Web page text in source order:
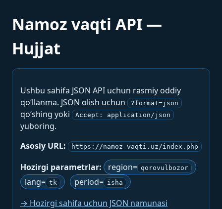
Namoz vaqti API —
Hujjat
Ushbu sahifa JSON API uchun rasmiy oddiy
qo‘llanma. JSON olish uchun
?format=json
qo‘shing yoki Accept: application/json
yuboring.
Asosiy URL:
https://namoz-vaqti.uz/index.php
Hozirgi parametrlar: region= qorovulbozor
lang= tk period= isha
→ Hozirgi sahifa uchun JSON namunasi